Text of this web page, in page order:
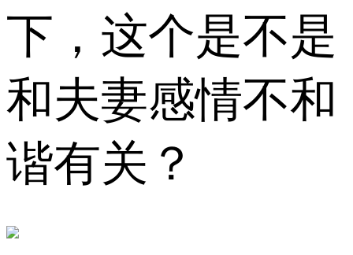
下，这个是不是
和夫妻感情不和
谐有关？